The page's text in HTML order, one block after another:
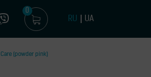
0
RU UA
(powder pink)